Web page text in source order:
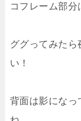
コフレーム部分
ググってみた
い！
背面は影になっ